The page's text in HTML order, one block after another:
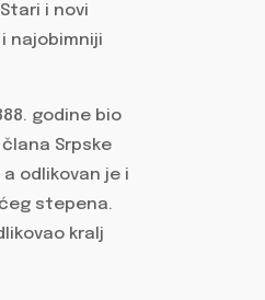
i novi
najobimniji
godine bio
Srpske
odlikovan je i
stepena.
kralj